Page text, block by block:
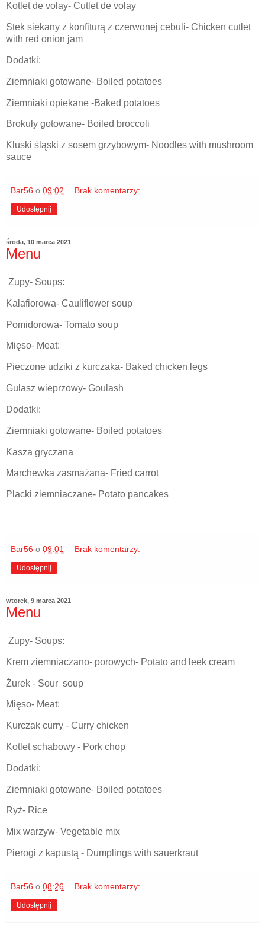
Kotlet de volay- Cutlet de volay
Stek siekany z konfiturą z czerwonej cebuli- Chicken cutlet
with red onion jam
Dodatki:
Ziemniaki gotowane- Boiled potatoes
Ziemniaki opiekane -Baked potatoes
Brokuły gotowane- Boiled broccoli
Kluski śląski z sosem grzybowym- Noodles with mushroom
sauce
Bar56 o 09:02 Brak komentarzy:
Udostępnij
środa, 10 marca 2021
Menu
Zupy- Soups:
Kalafiorowa- Cauliflower soup
Pomidorowa- Tomato soup
Mięso- Meat:
Pieczone udziki z kurczaka- Baked chicken legs
Gulasz wieprzowy- Goulash
Dodatki:
Ziemniaki gotowane- Boiled potatoes
Kasza gryczana
Marchewka zasmażana- Fried carrot
Placki ziemniaczane- Potato pancakes
Bar56 o 09:01 Brak komentarzy:
Udostępnij
wtorek, 9 marca 2021
Menu
Zupy- Soups:
Krem ziemniaczano- porowych- Potato and leek cream
Żurek - Sour soup
Mięso- Meat:
Kurczak curry - Curry chicken
Kotlet schabowy - Pork chop
Dodatki:
Ziemniaki gotowane- Boiled potatoes
Ryż- Rice
Mix warzyw- Vegetable mix
Pierogi z kapustą - Dumplings with sauerkraut
Bar56 o 08:26 Brak komentarzy:
Udostępnij